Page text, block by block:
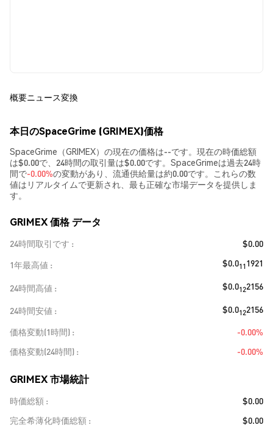
概要ニュース変換
本日のSpaceGrime (GRIMEX)価格
SpaceGrime（GRIMEX）の現在の価格は--です。現在の時価総額
は$0.00で、24時間の取引量は$0.00です。SpaceGrimeは過去24時
間で-0.00%の変動があり、流通供給量は約0.00です。これらの数
値はリアルタイムで更新され、最も正確な市場データを提供しま
す。
GRIMEX 価格 データ
24時間取引です
$0.00
1年最高値
$0.0111921
24時間高値 $0.0122156
24時間安値 $0.0122156
価格変動(1時間)
-0.00%
価格変動(24時間)
-0.00%
GRIMEX 市場統計
時価総額
$0.00
完全希薄化時価総額
$0.00